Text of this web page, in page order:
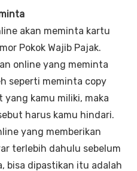
akan meminta kartu
Pokok Wajib Pajak.
online yang meminta
seperti meminta copy
yang kamu miliki, maka
harus kamu hindari.
yang memberikan
terlebih dahulu sebelum
bisa dipastikan itu adalah